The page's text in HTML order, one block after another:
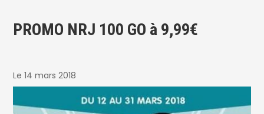
PROMO NRJ 100 GO à 9,99€
Le 14 mars 2018